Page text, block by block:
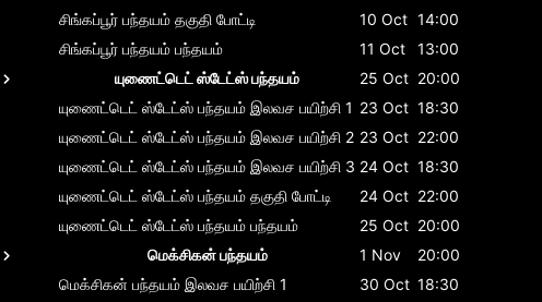
சிங்கப்பூர் பந்தயம் தகுதி போட்டி 10 Oct 14:00
சிங்கப்பூர் பந்தயம் பந்தயம் 11 Oct
13:00
யுணைட்டெட் ஸ்டேட்ஸ் பந்தயம்
25 Oct 20:00
யுணைட்டெட் ஸ்டேட்ஸ் பந்தயம் இலவச பயிற்சி 1 23 Oct 18:30
யுணைட்டெட் ஸ்டேட்ஸ் பந்தயம் இலவச பயிற்சி 2 23 Oct 22:00
யுணைட்டெட் ஸ்டேட்ஸ் பந்தயம் இலவச பயிற்சி 3 24 Oct 18:30
யுணைட்டெட் ஸ்டேட்ஸ் பந்தயம் தகுதி போட்டி 24 Oct 22:00
யுணைட்டெட் ஸ்டேட்ஸ் பந்தயம் பந்தயம் 25 Oct 20:00
மெக்சிகன் பந்தயம்
1 Nov
20:00
மெக்சிகன் பந்தயம் இலவச பயிற்சி 1 30 Oct 18:30